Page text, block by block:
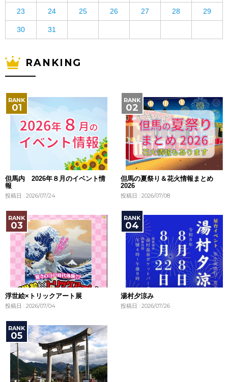
23 24 25 26 27 28 29
30 31
RANKING
但馬内 2026年８月のイベント情
報
投稿日 : 2026/07/24
但馬の夏祭り＆花火情報まとめ
2026
投稿日 : 2026/07/08
浮世絵×トリックアート展
投稿日 : 2026/07/04
湯村夕涼み
投稿日 : 2026/07/26